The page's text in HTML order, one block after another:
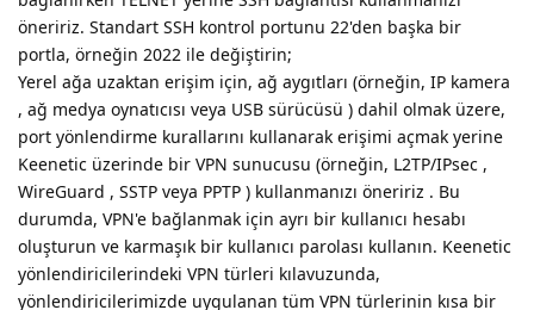
öneririz. Standart SSH kontrol portunu 22'den başka bir
portla, örneğin 2022 ile değiştirin;
Yerel ağa uzaktan erişim için, ağ aygıtları (örneğin, IP kamera
, ağ medya oynatıcısı veya USB sürücüsü ) dahil olmak üzere,
port yönlendirme kurallarını kullanarak erişimi açmak yerine
Keenetic üzerinde bir VPN sunucusu (örneğin, L2TP/IPsec ,
WireGuard , SSTP veya PPTP ) kullanmanızı öneririz . Bu
durumda, VPN'e bağlanmak için ayrı bir kullanıcı hesabı
oluşturun ve karmaşık bir kullanıcı parolası kullanın. Keenetic
yönlendiricilerindeki VPN türleri kılavuzunda,
yönlendiricilerimizde uygulanan tüm VPN türlerinin kısa bir